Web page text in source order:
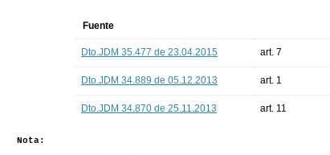
Fuente
Dto.JDM 35.477 de 23.04.2015 art. 7
Dto.JDM 34.889 de 05.12.2013 art. 1
Dto.JDM 34.870 de 25.11.2013 art. 11
Nota: